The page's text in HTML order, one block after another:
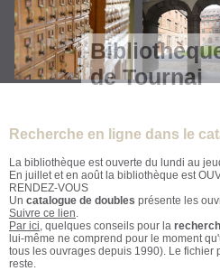
de Tournai
Recherche en ligne dans le
La bibliothèque est ouverte du lundi au
En juillet et en août la bibliothèque est
RENDEZ-VOUS
Un catalogue de doubles présente les
Suivre ce lien.
Par ici, quelques conseils pour la
lui-même ne comprend pour le moment
tous les ouvrages depuis 1990). Le fichier
reste.